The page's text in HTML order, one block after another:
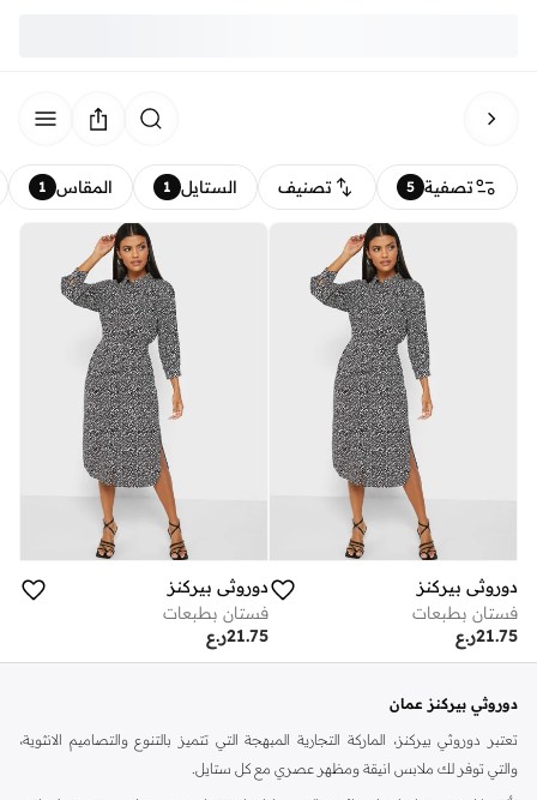
تصفية 5 تصنيف الستايل 1 المقاس 1
دوروثي بيركنز
فستان بطبعات
ر.ع21.75
دوروثي بيركنز
فستان بطبعات
ر.ع21.75
دوروثي بيركنز عمان
تعتبر دوروثي بيركنز، الماركة التجارية المبهجة التي تتميز بالتنوع والتصاميم الانثوية،
والتي توفر لك ملابس انيقة ومظهر عصري مع كل ستايل.